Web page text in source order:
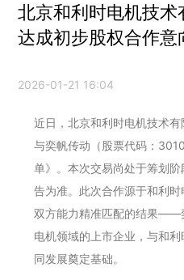
北京和利时电机技
达成初步股权合作意
2026-01-21 16:04
近日，北京和利时电机技术有
与奕帆传动（股票代码：
单》。本次交易尚处于筹划
告为准。此次合作源于和利
双方能力精准匹配的结果——
电机领域的上市企业，与和
同发展奠定基础。